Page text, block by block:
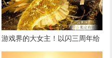
游戏界的大女主！以闪三周年给